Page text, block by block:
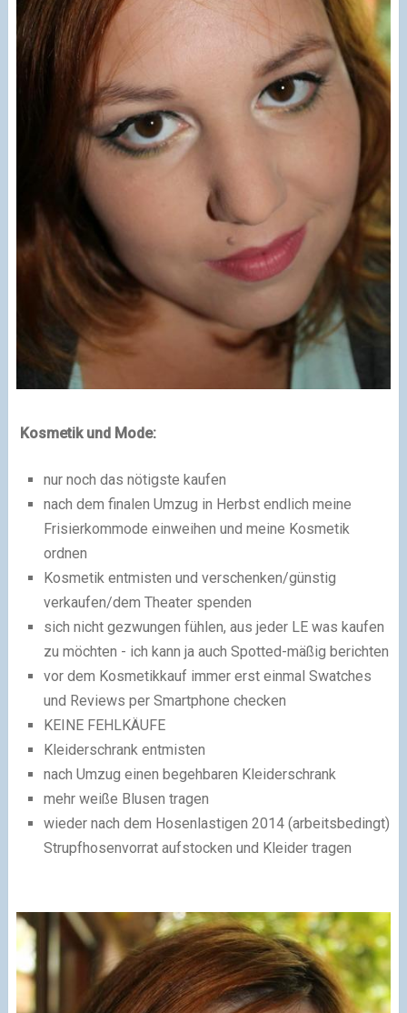
Kosmetik und Mode:
nur noch das nötigste kaufen
nach dem finalen Umzug in Herbst endlich meine
Frisierkommode einweihen und meine Kosmetik
ordnen
Kosmetik entmisten und verschenken/günstig
verkaufen/dem Theater spenden
sich nicht gezwungen fühlen, aus jeder LE was kaufen
zu möchten - ich kann ja auch Spotted-mäßig berichten
vor dem Kosmetikkauf immer erst einmal Swatches
und Reviews per Smartphone checken
KEINE FEHLKÄUFE
Kleiderschrank entmisten
nach Umzug einen begehbaren Kleiderschrank
mehr weiße Blusen tragen
wieder nach dem Hosenlastigen 2014 (arbeitsbedingt)
Strupfhosenvorrat aufstocken und Kleider tragen